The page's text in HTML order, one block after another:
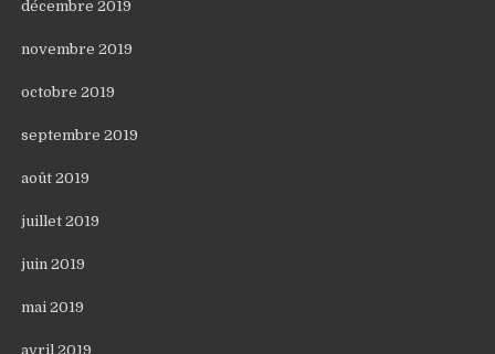
décembre 2019
novembre 2019
octobre 2019
septembre 2019
août 2019
juillet 2019
juin 2019
mai 2019
avril 2019